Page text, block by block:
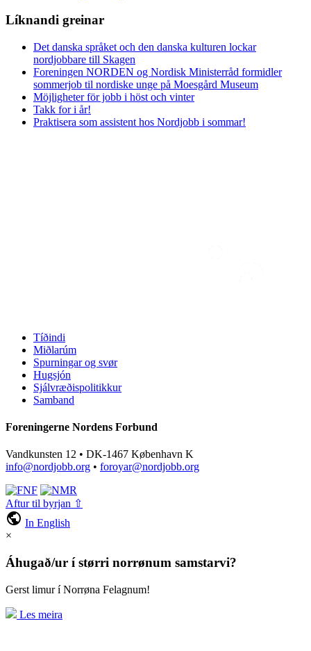
Líknandi greinar
Det danska språket och den danska kulturen lockar
nordjobbare till Skagen
Foreningen NORDEN og Nordisk Ministerråd formidler
sommerjob til nordiske unge på Moesgård Museum
Möjligheter för jobb i höst och vinter
Takk for i år!
Praktisera som assistent hos Nordjobb i sommar!
Tíðindi
Miðlarúm
Spurningar og svør
Hugsjón
Sjálvræðispolitikkur
Samband
Foreningerne Nordens Forbund
Vandkunsten 12 • DK-1467 København K
info@nordjobb.org • foroyar@nordjobb.org
Aftur til byrjan ⇧
public In English
×
Áhugað/ur í størri norrønum samstarvi?
Gerst limur í Norrøna Felagnum!
Les meira